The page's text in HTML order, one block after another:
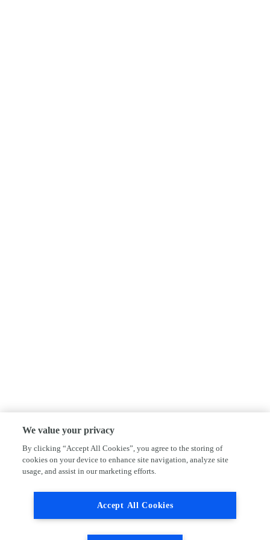
We value your privacy
By clicking “Accept All Cookies”, you agree to the storing of
cookies on your device to enhance site navigation, analyze site
usage, and assist in our marketing efforts.
Accept All Cookies